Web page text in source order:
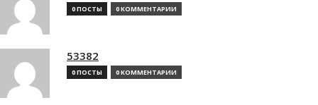
0 ПОСТЫ 0 КОММЕНТАРИИ
53382
0 ПОСТЫ 0 КОММЕНТАРИИ